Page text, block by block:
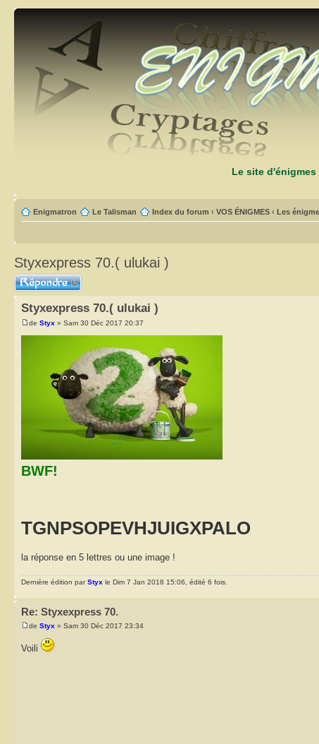
Le site
Enigmatron Le Talisman Index du forum ‹ VOS ÉNIGMES ‹ Les
Styxexpress 70.( ulukai )
Répondre
Styxexpress 70.( ulukai )
de Styx » Sam 30 Déc 2017 20:37
BWF!
TGNPSOPEVHJUIGXPALO
la réponse en 5 lettres ou une image !
Dernière édition parStyx le Dim 7 Jan 2018 15:06, édité 6 fois.
Re: Styxexpress 70.
de Styx » Sam 30 Déc 2017 23:34
Voili